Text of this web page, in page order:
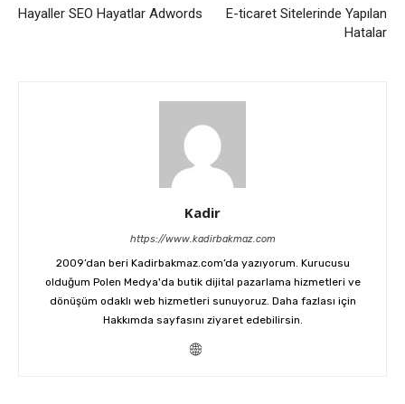
Hayaller SEO Hayatlar Adwords
E-ticaret Sitelerinde Yapılan
Hatalar
Kadir
https://www.kadirbakmaz.com
2009’dan beri Kadirbakmaz.com’da yazıyorum. Kurucusu
olduğum Polen Medya'da butik dijital pazarlama hizmetleri ve
dönüşüm odaklı web hizmetleri sunuyoruz. Daha fazlası için
Hakkımda sayfasını ziyaret edebilirsin.